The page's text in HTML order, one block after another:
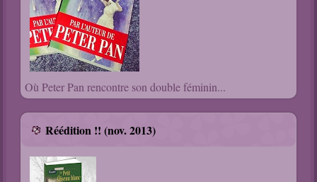
Où Peter Pan rencontre son double féminin...
Réédition !! (nov. 2013)